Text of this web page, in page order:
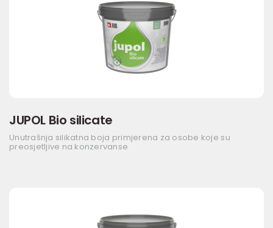
JUPOL Bio silicate
Unutrašnja silikatna boja primjerena za osobe koje su
preosjetljive na konzervanse